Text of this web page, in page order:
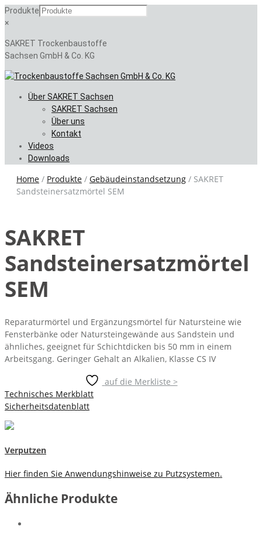
Produkte
×
SAKRET Trockenbaustoffe
Sachsen GmbH & Co. KG
Skip
Über SAKRET Sachsen
SAKRET Sachsen
Über uns
Kontakt
Videos
Downloads
Home / Produkte / Gebäudeinstandsetzung / SAKRET
Sandsteinersatzmörtel SEM
SAKRET
Sandsteinersatzmörtel
SEM
Reparaturmörtel und Ergänzungsmörtel für Natursteine wie
Fensterbänke oder Natursteingewände aus Sandstein und
ähnliches, geeignet für Schichtdicken bis 50 mm in einem
Arbeitsgang. Geringer Gehalt an Alkalien, Klasse CS IV
auf die Merkliste >
Technisches Merkblatt
Sicherheitsdatenblatt
Verputzen
Hier finden Sie Anwendungshinweise zu Putzsystemen.
Ähnliche Produkte